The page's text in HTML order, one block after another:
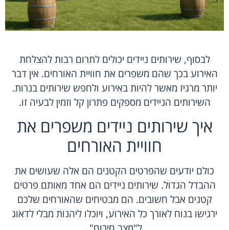
לבסוף, שירותים ניידים יכולים לתרום רבות להצלחת
האירוע בכך שהם משפרים את חוויית האורחים. אין דבר
יותר מרגיז מאשר להיות באירוע ולחפש שירותים בנרות.
השירותים הניידים מספקים פתרון קל וזמין לבעיה זו.
איך שירותים ניידים משפרים את
חוויית האורחים
כולם יודעים שהפרטים הקטנים הם אלה שעושים את
ההבדל הגדול. שירותים ניידים הם אחד מאותם פרטים
קטנים אבל חשובים. הם מבטיחים שהאורחים שלכם
ירגישו בנוח לאורך כל האירוע, ויוכלו ליהנות מבלי לדאוג